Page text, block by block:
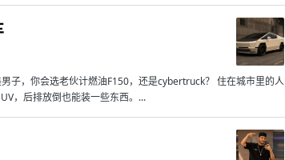
子，你会选老伙计燃油F150，还是cybertruck？ 住在城市里的人
，后排放倒也能装一些东西。...